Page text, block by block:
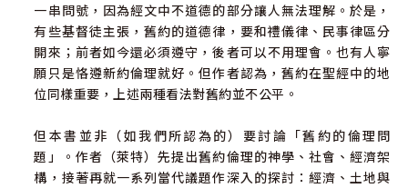
一串問號，因為經文中不道德的部分讓人無法理解。於是，
有些基督徒主張，舊約的道德律，要和禮儀律、民事律區分
開來；前者如今還必須遵守，後者可以不用理會。也有人寧
願只是恪遵新約倫理就好。但作者認為，舊約在聖經中的地
位同樣重要，上述兩種看法對舊約並不公平。
但本書並非（如我們所認為的）要討論「舊約的倫理問
題」。作者（萊特）先提出舊約倫理的神學、社會、經濟架
構，接著再就一系列當代議題作深入的探討：經濟、土地與